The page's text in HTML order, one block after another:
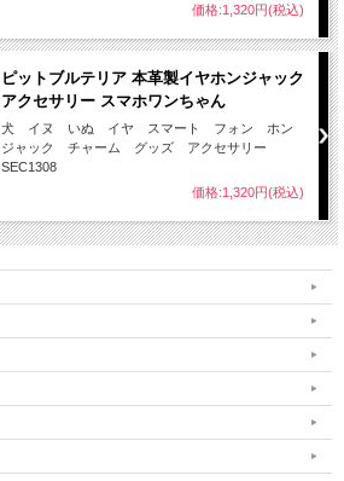
価格:1,320円(税込)
ピットブルテリア 本革製イヤホンジャック
アクセサリー スマホワンちゃん
犬 イヌ いぬ イヤ スマート フォン ホン
ジャック チャーム グッズ アクセサリー
SEC1308
価格:1,320円(税込)